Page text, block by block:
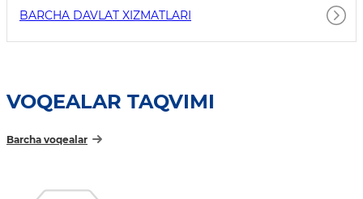
BARCHA DAVLAT XIZMATLARI
VOQEALAR TAQVIMI
Barcha voqealar